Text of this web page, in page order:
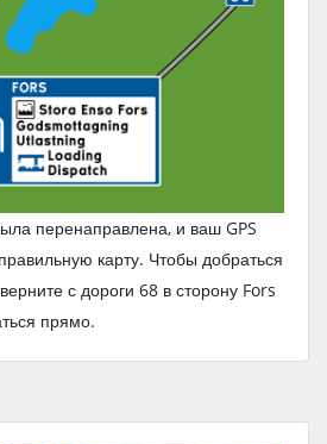
перенаправлена, и ваш GPS
карту. Чтобы добраться
с дороги 68 в сторону Fors
прямо.